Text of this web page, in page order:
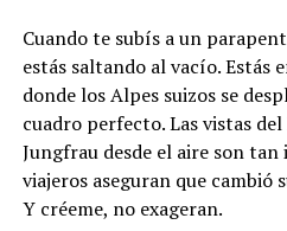
Cuando te subís a un
estás saltando al vacío. Estás
donde los Alpes suizos se
cuadro perfecto. Las vistas
Jungfrau desde el aire son
viajeros aseguran que cambió
Y créeme, no exageran.